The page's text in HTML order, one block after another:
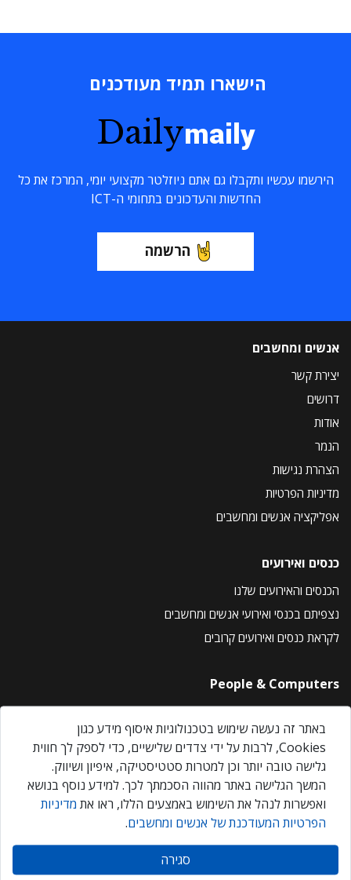
הישארו תמיד מעודכנים
Dailymaily
הירשמו עכשיו ותקבלו גם אתם ניוזלטר מקצועי יומי, המרכז את כל
החדשות והעדכונים בתחומי ה-ICT
הרשמה
אנשים ומחשבים
יצירת קשר
דרושים
אודות
הנמר
הצהרת נגישות
מדיניות הפרטיות
אפליקציה אנשים ומחשבים
כנסים ואירועים
הכנסים והאירועים שלנו
נצפיתם בכנסי ואירועי אנשים ומחשבים
לקראת כנסים ואירועים קרובים
People & Computers
About Us
Privacy Policy
Contact Us
Our Events
אנשים ומחשבים © 2026 – כל הזכויות שמורות
באתר זה נעשה שימוש בטכנולוגיות איסוף מידע כגון
Cookies, לרבות על ידי צדדים שלישיים, כדי לספק לך חווית
גלישה טובה יותר וכן למטרות סטטיסטיקה, איפיון ושיווק.
המשך הגלישה באתר מהווה הסכמתך לכך. למידע נוסף בנושא
ואפשרות לנהל את השימוש באמצעים הללו, ראו את מדיניות
הפרטיות המעודכנת של אנשים ומחשבים.
סגירה